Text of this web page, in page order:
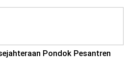
Pondok Pesantren